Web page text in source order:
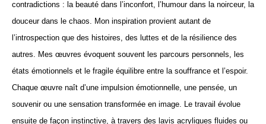
contradictions : la beauté dans l’inconfort, l’humour dans la noirceur, la
douceur dans le chaos. Mon inspiration provient autant de
l’introspection que des histoires, des luttes et de la résilience des
autres. Mes œuvres évoquent souvent les parcours personnels, les
états émotionnels et le fragile équilibre entre la souffrance et l’espoir.
Chaque œuvre naît d’une impulsion émotionnelle, une pensée, un
souvenir ou une sensation transformée en image. Le travail évolue
ensuite de façon instinctive, à travers des lavis acryliques fluides ou